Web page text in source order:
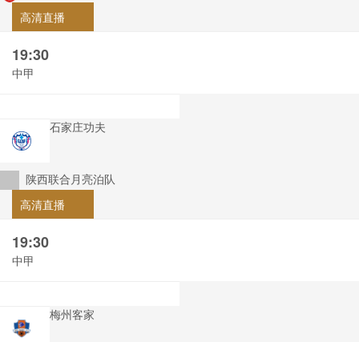
高清直播
19:30
中甲
石家庄功夫
陕西联合月亮泊队
高清直播
19:30
中甲
梅州客家